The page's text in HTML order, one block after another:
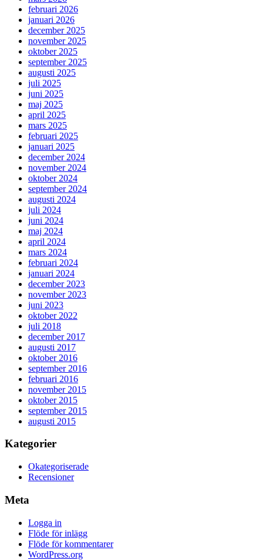
februari 2026
januari 2026
december 2025
november 2025
oktober 2025
september 2025
augusti 2025
juli 2025
juni 2025
maj 2025
april 2025
mars 2025
februari 2025
januari 2025
december 2024
november 2024
oktober 2024
september 2024
augusti 2024
juli 2024
juni 2024
maj 2024
april 2024
mars 2024
februari 2024
januari 2024
december 2023
november 2023
juni 2023
oktober 2022
juli 2018
december 2017
augusti 2017
oktober 2016
september 2016
februari 2016
november 2015
oktober 2015
september 2015
augusti 2015
Kategorier
Okategoriserade
Recensioner
Meta
Logga in
Flöde för inlägg
Flöde för kommentarer
WordPress.org